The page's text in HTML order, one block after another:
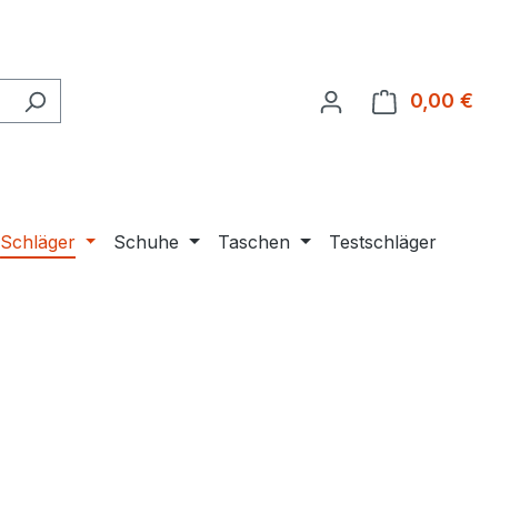
0,00 €
Schläger Schuhe Taschen
Testschläger